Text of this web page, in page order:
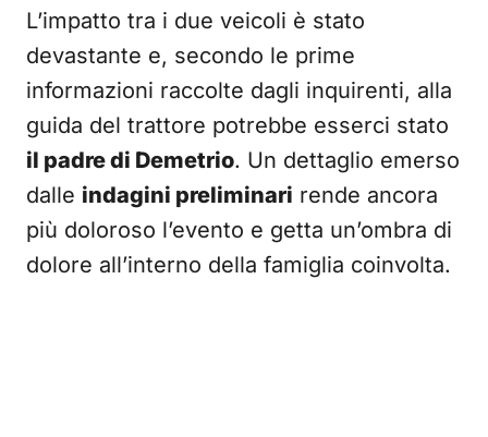
L’impatto tra i due veicoli è stato
devastante e, secondo le prime
informazioni raccolte dagli inquirenti, alla
guida del trattore potrebbe esserci stato
il padre di Demetrio. Un dettaglio emerso
dalle indagini preliminari rende ancora
più doloroso l’evento e getta un’ombra di
dolore all’interno della famiglia coinvolta.